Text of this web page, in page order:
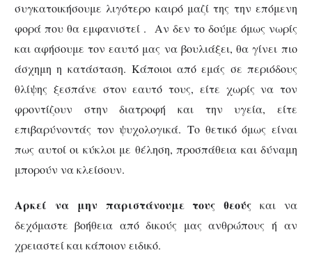
συγκατοικήσουμε λιγότερο καιρό μαζί της την επόμενη
φορά που θα εμφανιστεί . Αν δεν το δούμε όμως νωρίς
και αφήσουμε τον εαυτό μας να βουλιάξει, θα γίνει πιο
άσχημη η κατάσταση. Κάποιοι από εμάς σε περιόδους
θλίψης ξεσπάνε στον εαυτό τους, είτε χωρίς να τον
φροντίζουν στην διατροφή και την υγεία, είτε
επιβαρύνοντάς τον ψυχολογικά. Το θετικό όμως είναι
πως αυτοί οι κύκλοι με θέληση, προσπάθεια και δύναμη
μπορούν να κλείσουν.
Αρκεί να μην παριστάνουμε τους θεούς και να
δεχόμαστε βοήθεια από δικούς μας ανθρώπους ή αν
χρειαστεί και κάποιον ειδικό.